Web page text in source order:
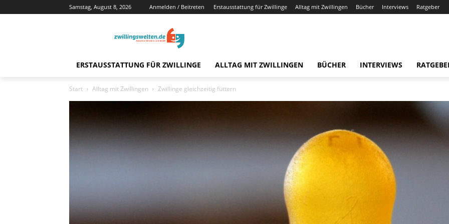
Samstag, August 8, 2026 Anmelden / Beitreten Erstausstattung für Zwillinge Alltag mit Zwillingen Bücher Interviews Ratgeber
ERSTAUSSTATTUNG FÜR ZWILLINGE ALLTAG MIT ZWILLINGEN BÜCHER INTERVIEWS
Start Alltag mit Zwillingen Zwillinge gleichzeitig füttern